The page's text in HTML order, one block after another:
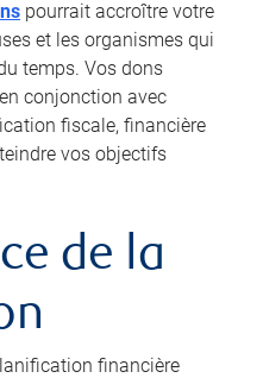
pourrait accroître votre
et les organismes qui
temps. Vos dons
conjonction avec
fiscale, financière
vos objectifs
de la
financière